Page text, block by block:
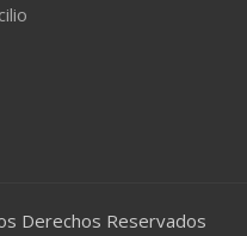
Derechos Reservados